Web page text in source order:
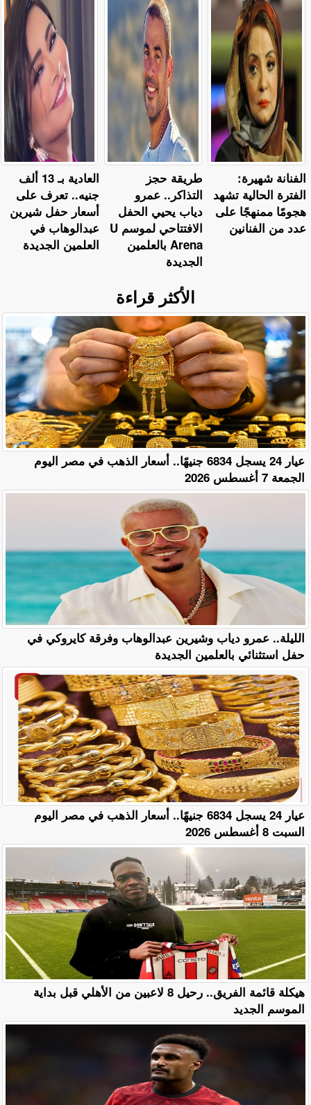
العادية بـ 13 ألف
جنيه.. تعرف على
أسعار حفل شيرين
عبدالوهاب في
العلمين الجديدة
طريقة حجز
التذاكر.. عمرو
دياب يحيي الحفل
الافتتاحي لموسم U
Arena بالعلمين
الجديدة
الفنانة شهيرة:
الفترة الحالية تشهد
هجومًا ممنهجًا على
عدد من الفنانين
الأكثر قراءة
عيار 24 يسجل 6834 جنيهًا.. أسعار الذهب في مصر اليوم
الجمعة 7 أغسطس 2026
الليلة.. عمرو دياب وشيرين عبدالوهاب وفرقة كايروكي في
حفل استثنائي بالعلمين الجديدة
عيار 24 يسجل 6834 جنيهًا.. أسعار الذهب في مصر اليوم
السبت 8 أغسطس 2026
هيكلة قائمة الفريق.. رحيل 8 لاعبين من الأهلي قبل بداية
الموسم الجديد